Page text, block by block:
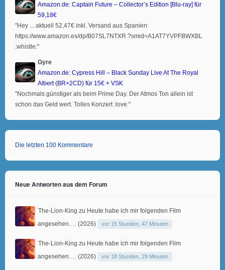
Amazon.de: Captain Future – Collector’s Edition [Blu-ray] für
59,18€
"Hey ... aktuell 52,47€ inkl. Versand aus Spanien:
https://www.amazon.es/dp/B07SL7NTXR ?smid=A1AT7YVPFBWXBL
:whistle:"
Gyre
Amazon.de: Cypress Hill – Black Sunday Live At The Royal
Albert (BR+2CD) für 15€ + VSK
"Nochmals günstiger als beim Prime Day. Der Atmos Ton allein ist
schon das Geld wert. Tolles Konzert :love:"
Die letzten 100 Kommentare
Neue Antworten aus dem Forum
The-Lion-King zu Heute habe ich mir folgenden Film
angesehen…. (2026)
vor 15 Stunden, 47 Minuten
The-Lion-King zu Heute habe ich mir folgenden Film
angesehen…. (2026)
vor 18 Stunden, 29 Minuten